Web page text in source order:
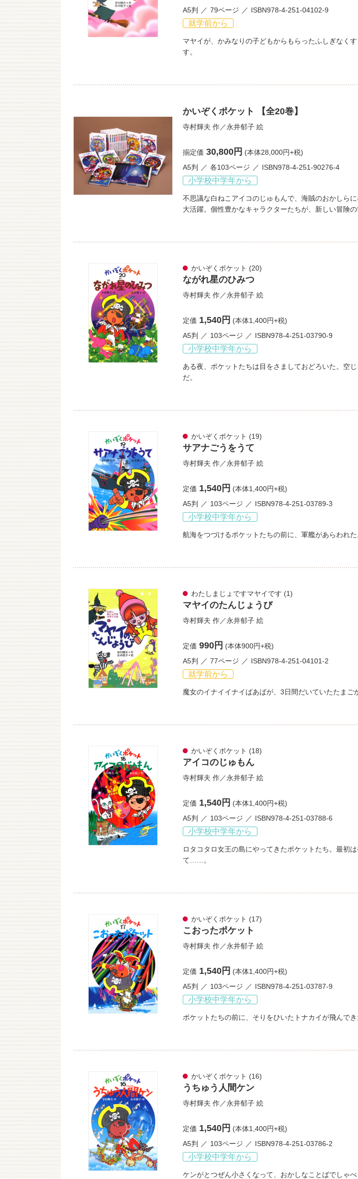
A5判
79ページ ISBN978-4-251-04102-9
就学前から
マヤイが、かみなりの子どもからもらったふしぎなく
す。
かいぞくポケット 【全20巻】
寺村輝夫 作／永井郁子 絵
揃定価 30,800円 (本体28,000円+税)
A5判
各103ページ ISBN978-4-251-90276-4
小学校中学年から
不思議な白ねこアイコのじゅもんで、海賊のおかしら
大活躍。個性豊かなキャラクターたちが、新しい冒険
かいぞくポケット (20)
ながれ星のひみつ
寺村輝夫 作／永井郁子 絵
定価 1,540円 (本体1,400円+税)
A5判
103ページ ISBN978-4-251-03790-9
小学校中学年から
ある夜、ポケットたちは目をさましておどろいた。空
だ。
かいぞくポケット (19)
サアナごうをうて
寺村輝夫 作／永井郁子 絵
定価 1,540円 (本体1,400円+税)
A5判
103ページ ISBN978-4-251-03789-3
小学校中学年から
航海をつづけるポケットたちの前に、軍艦があらわれ
わたしまじょですマヤイです (1)
マヤイのたんじょうび
寺村輝夫 作／永井郁子 絵
定価 990円 (本体900円+税)
A5判
77ページ ISBN978-4-251-04101-2
就学前から
魔女のイナイイナイばあばが、3日間だいていたたま
かいぞくポケット (18)
アイコのじゅもん
寺村輝夫 作／永井郁子 絵
定価 1,540円 (本体1,400円+税)
A5判
103ページ ISBN978-4-251-03788-6
小学校中学年から
ロタコタロ女王の島にやってきたポケットたち。最初
て……。
かいぞくポケット (17)
こおったポケット
寺村輝夫 作／永井郁子 絵
定価 1,540円 (本体1,400円+税)
A5判
103ページ ISBN978-4-251-03787-9
小学校中学年から
ポケットたちの前に、そりをひいたトナカイが飛んで
かいぞくポケット (16)
うちゅう人間ケン
寺村輝夫 作／永井郁子 絵
定価 1,540円 (本体1,400円+税)
A5判
103ページ ISBN978-4-251-03786-2
小学校中学年から
ケンがとつぜん小さくなって、おかしなことばでしゃ